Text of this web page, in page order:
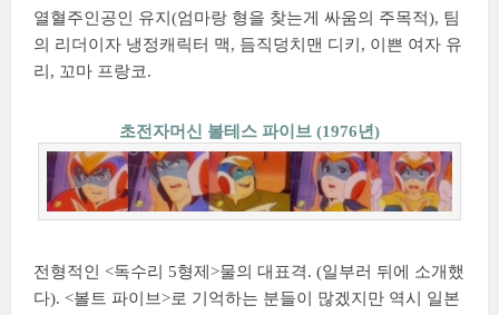
열혈주인공인 유지(엄마랑 형을 찾는게 싸움의 주목적), 팀
의 리더이자 냉정캐릭터 맥, 듬직덩치맨 디키, 이쁜 여자 유
리, 꼬마 프랑코.
초전자머신 볼테스 파이브 (1976년)
전형적인 <독수리 5형제>물의 대표격. (일부러 뒤에 소개했
다). <볼트 파이브>로 기억하는 분들이 많겠지만 역시 일본